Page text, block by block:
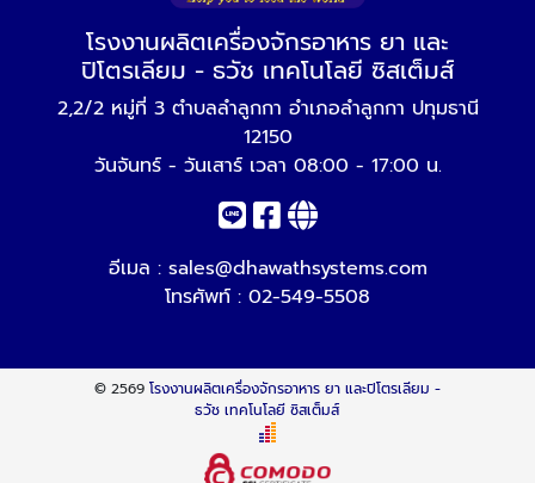
โรงงานผลิตเครื่องจักรอาหาร ยา และ
ปิโตรเลียม - ธวัช เทคโนโลยี ซิสเต็มส์
2,2/2 หมู่ที่ 3 ตำบลลำลูกกา อำเภอลำลูกกา ปทุมธานี
12150
วันจันทร์ - วันเสาร์ เวลา 08:00 - 17:00 น.
อีเมล : sales@dhawathsystems.com
โทรศัพท์ : 02-549-5508
© 2569 โรงงานผลิตเครื่องจักรอาหาร ยา และปิโตรเลียม -
ธวัช เทคโนโลยี ซิสเต็มส์